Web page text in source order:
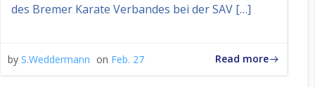
des Bremer Karate Verbandes bei der SAV […]
by S.Weddermann on Feb. 27 Read more